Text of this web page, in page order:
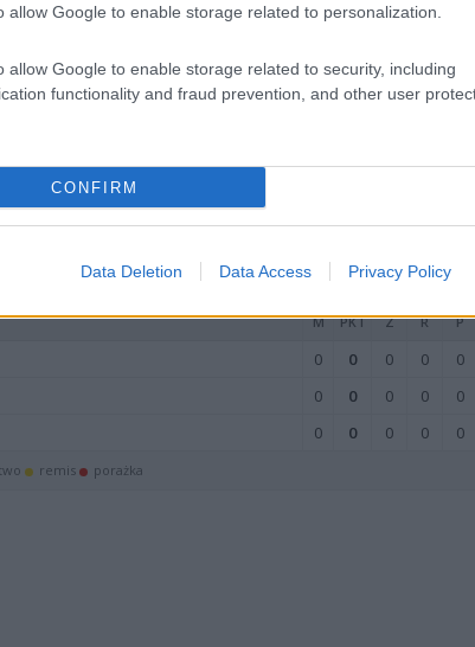
allow Google to enable storage related to personalization.
allow Google to enable storage related to security, including
functionality and fraud prevention, and other user
CONFIRM
Data Deletion Data Access Privacy Policy
towarzyskie, sprawdź również sekcję
również innetransmisje na żywo.
/ statystyki)